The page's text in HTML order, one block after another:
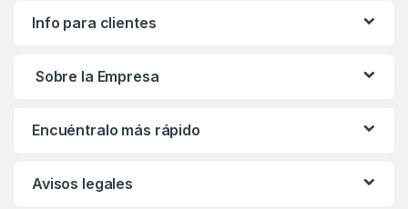
Info para clientes
Sobre la Empresa
Encuéntralo más rápido
Avisos legales